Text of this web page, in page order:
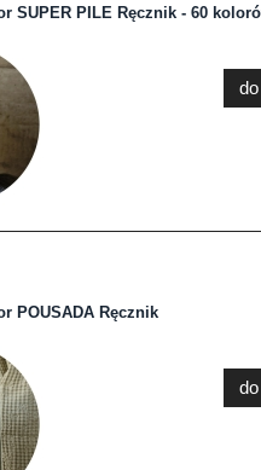
SUPER PILE Ręcznik - 60
POUSADA Ręcznik